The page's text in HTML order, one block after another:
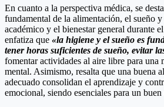
En cuanto a la perspectiva médica, se
fundamental de la alimentación, el sueño
académico y el bienestar general durante
enfatiza que «la higiene y el sueño es
tener horas suficientes de sueño, evitar
fomentar actividades al aire libre para una
mental. Asimismo, resalta que una buena
adecuado consolidan el aprendizaje y
emocional, siendo esenciales para un